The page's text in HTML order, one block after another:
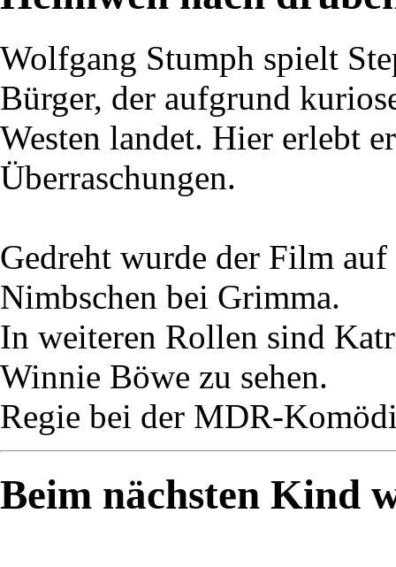
Wolfgang Stumph spielt
Bürger, der aufgrund
Westen landet. Hier erlebt
Überraschungen.
Gedreht wurde der Film
Nimbschen bei Grimma.
In weiteren Rollen sind
Winnie Böwe zu sehen.
Regie bei der MDR-
Beim nächsten Kind